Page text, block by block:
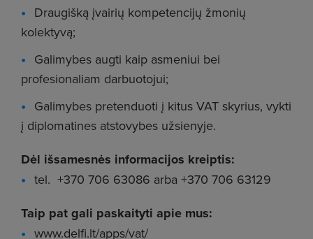
Draugišką įvairių kompetencijų žmonių
kolektyvą;
Galimybes augti kaip asmeniui bei
profesionaliam darbuotojui;
Galimybes pretenduoti į kitus VAT skyrius, vykti
į diplomatines atstovybes užsienyje.
Dėl išsamesnės informacijos kreiptis:
tel. +370 706 63086 arba +370 706 63129
Taip pat gali paskaityti apie mus:
www.delfi.lt/apps/vat/